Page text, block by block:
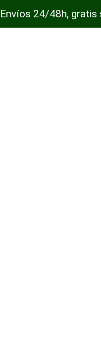
Envíos 24/48h,